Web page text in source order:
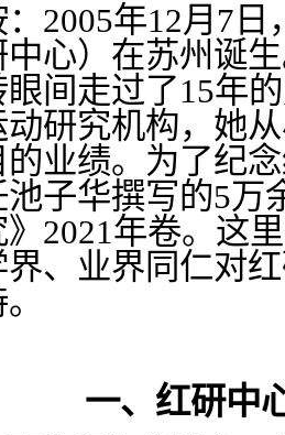
2005年12月7
中心）在苏州诞
眼间走过了15年
动研究机构，她
的业绩。为了纪
池子华撰写的5万
2021年卷。这
界、业界同仁对
一、红研中